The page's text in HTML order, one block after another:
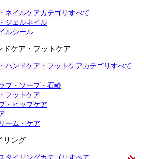
ネイルケアカテゴリすべて
ジェルネイル
ルシール
ドケア・フットケア
ハンドケア・フットケアカテゴリすべて
ブ・ソープ・石鹸
フットケア
・ヒップケア
ーム・ケア
リング